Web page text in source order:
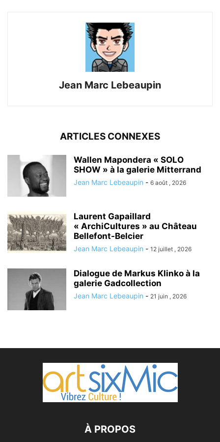
Jean Marc Lebeaupin
ARTICLES CONNEXES
Wallen Mapondera « SOLO
SHOW » à la galerie Mitterrand
Jean Marc Lebeaupin - 6 août , 2026
Laurent Gapaillard
« ArchiCultures » au Château
Bellefont-Belcier
Jean Marc Lebeaupin - 12 juillet , 2026
Dialogue de Markus Klinko à la
galerie Gadcollection
Jean Marc Lebeaupin - 21 juin , 2026
À PROPOS